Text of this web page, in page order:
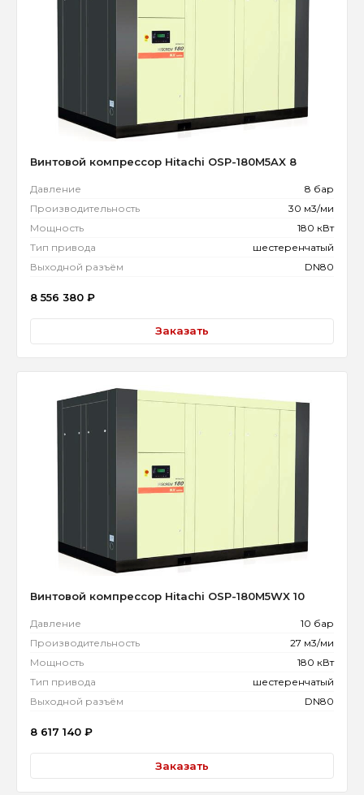
Винтовой компрессор Hitachi OSP-180M5AX 8
Давление
8 бар
Производительность
30 м3/ми
Мощность
180 кВт
Тип привода
шестеренчатый
Выходной разъём
DN80
8 556 380 ₽
Заказать
Винтовой компрессор Hitachi OSP-180M5WX 10
Давление
10 бар
Производительность
27 м3/ми
Мощность
180 кВт
Тип привода
шестеренчатый
Выходной разъём
DN80
8 617 140 ₽
Заказать